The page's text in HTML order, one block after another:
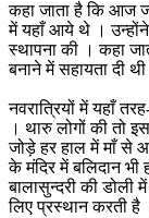
कहा जाता है कि आज
में यहाँ आये थे । उन्होंने
स्थापना की । कहा
बनाने में सहायता दी थी
नवरात्रियों में यहाँ
। थारु लोगों की तो
जोड़े हर हाल में माँ से
के मंदिर में बलिदान भी
बालासुन्दरी की डोली
लिए प्रस्थान करती है